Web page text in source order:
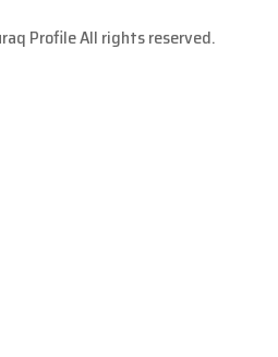
Profile All rights reserved.